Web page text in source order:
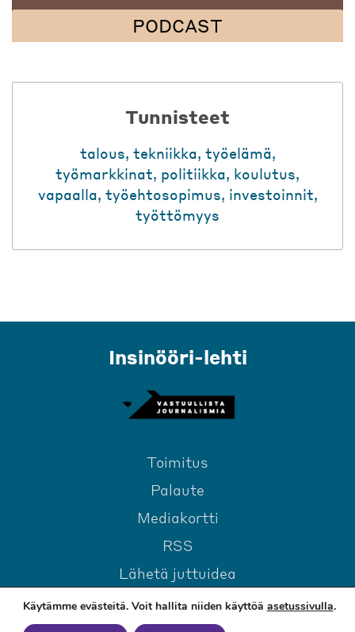
PODCAST
Tunnisteet
talous, tekniikka, työelämä,
työmarkkinat, politiikka, koulutus,
vapaalla, työehtosopimus, investoinnit,
työttömyys
Insinööri-lehti
Toimitus
Palaute
Mediakortti
RSS
Lähetä juttuidea
Käytämme evästeitä. Voit hallita niiden käyttöä asetussivulla.